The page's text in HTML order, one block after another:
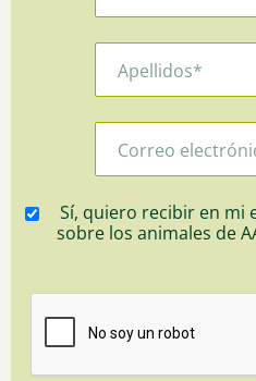
Sí, quiero recibir en mi
sobre los animales de